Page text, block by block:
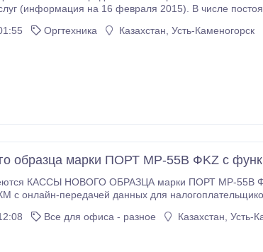
16 февраля 2015). В числе постоянных клиентов насчитывается более 1500 человек. В
Область.
Оргтехника Казахстан, Усть-Каменогорск
образца марки ПОРТ MP-55B ФKZ с
КАССЫ НОВОГО ОБРАЗЦА марки ПОРТ MP-55B ФKZ с
данных для налогоплательщиков, осуществляющих реализацию алкогольной
до полного перехода РК на применение ККМ с
Все для офиса - разное Казахстан, Усть-